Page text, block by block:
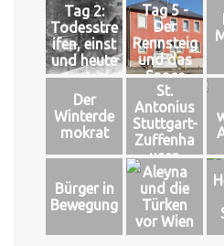
Tag 2:
Todesstre
ifen, einst
und heute
Tag 5 -
Der
Rennsteig
und das
Space
Der
Winterde
mokrat
St.
Antonius
Stuttgart-
Zuffenha
usen
Bürger in
Bewegung
Aleyna
und die
Türken
vor Wien